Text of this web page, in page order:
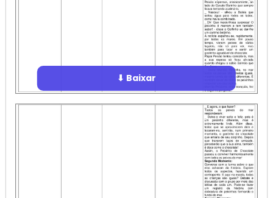
⬇ Baixar